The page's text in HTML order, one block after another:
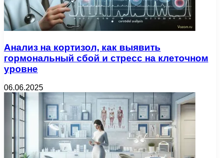
Анализ на кортизол, как выявить
гормональный сбой и стресс на клеточном
уровне
06.06.2025